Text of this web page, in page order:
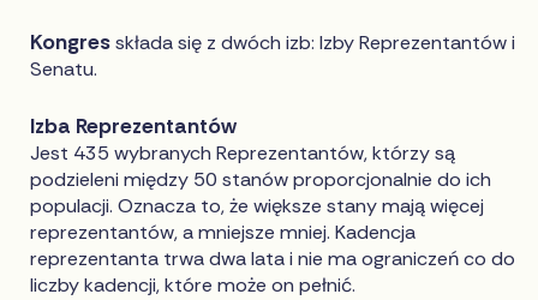
Kongresskłada się z dwóch izb: Izby Reprezentantów i
Senatu.
Izba Reprezentantów
Jest 435 wybranych Reprezentantów, którzy są
podzieleni między 50 stanów proporcjonalnie do ich
populacji. Oznacza to, że większe stany mają więcej
reprezentantów, a mniejsze mniej. Kadencja
reprezentanta trwa dwa lata i nie ma ograniczeń co do
liczby kadencji, które może on pełnić.